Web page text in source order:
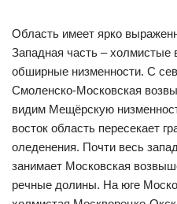
Область имеет ярко
Западная часть – холмистые
обширные низменности. С
Смоленско-Московская
видим Мещёрскую
восток область пересекает
оледенения. Почти весь
занимает Московская
речные долины. На юге